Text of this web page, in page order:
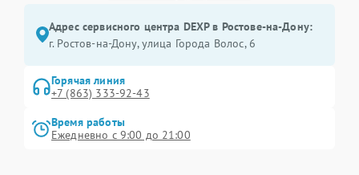
Адрес сервисного центра DEXP в Ростове-на-Дону:
г. Ростов-на-Дону, улица Города Волос, 6
Горячая линия
+7 (863) 333-92-43
Время работы
Ежедневно с 9:00 до 21:00